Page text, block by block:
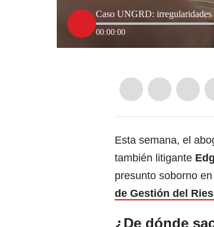
Caso UNGRD: irregularidades
00:00:00
Esta semana, el
también litigante
presunto soborno
de Gestión del
¿De dónde